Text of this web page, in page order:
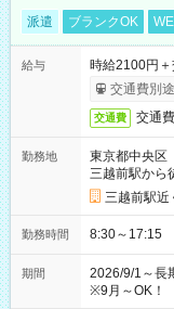
派遣 ブランクOK
給与
時給2100円＋
交通費別
交通費 交通
勤務地
東京都中央区
三越前駅から
三越前駅近
勤務時間 8:30～17:15
期間
2026/9/1～
※9月～OK！